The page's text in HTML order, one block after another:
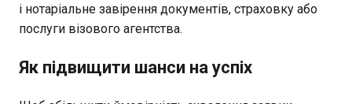
і нотаріальне завірення документів, страховку або
послуги візового агентства.
Як підвищити шанси на успіх